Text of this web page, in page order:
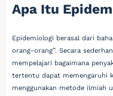
Apa Itu
Epidemiologi berasal dari
orang-orang”. Secara
mempelajari bagaimana
tertentu dapat memengaruhi
menggunakan metode ilmiah